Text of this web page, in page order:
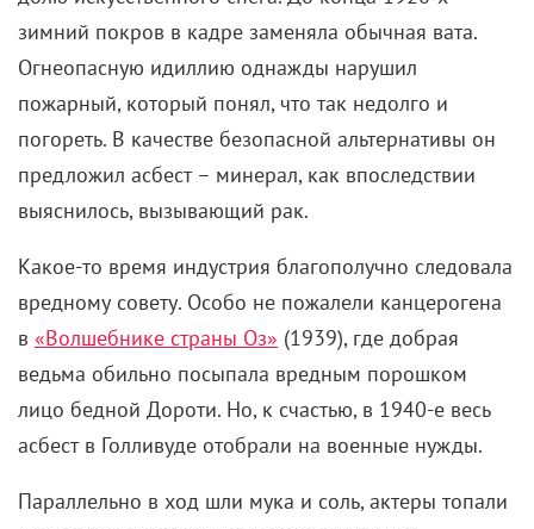
Чтобы избежать проблем с полицией, они
договорились изображать пару, а через несколько
недель поженились.
Годы брака взяли свое: на приеме у семейного
психолога супруги не могут вспомнить даже когда у
них в последний раз была близость. Дальше –
больше: выясняется, что оба – наемные убийцы,
скрывающие свою профессию от второй
половинки. После того как Джон и Джейн получают
«заказ» друг на друга, становится совсем горячо.
Бранджелина, о которой теперь остается лишь
вздыхать.
В программе – драки, взрывы, выяснение